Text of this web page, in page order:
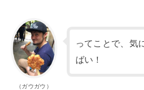
（ガウガウ）
ってことで、気
ばい！